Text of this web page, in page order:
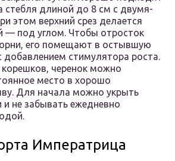
стебля длиной до 8 см с двумя-
этом верхний срез делается
— под углом. Чтобы отросток
его помещают в остывшую
добавлением стимулятора роста.
черенок можно
место в хорошо
Для начала можно укрыть
не забывать ежедневно
Императрица